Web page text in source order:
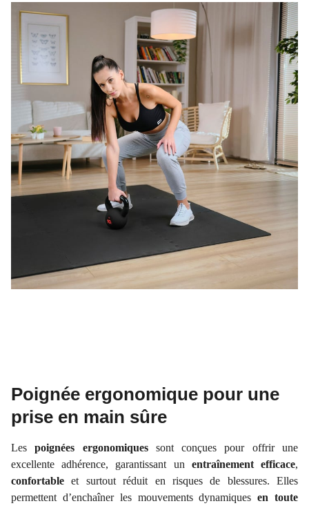
Poignée ergonomique pour une
prise en main sûre
Lespoignées ergonomiquessont conçues pour offrir une
excellente adhérence, garantissant un entraînement efficace,
confortable et surtout réduit en risques de blessures. Elles
permettent d’enchaîner les mouvements dynamiquesen toute